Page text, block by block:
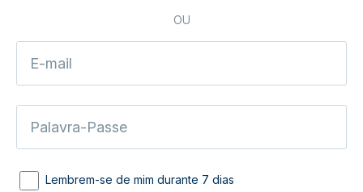
OU
Lembrem-se de mim durante 7 dias